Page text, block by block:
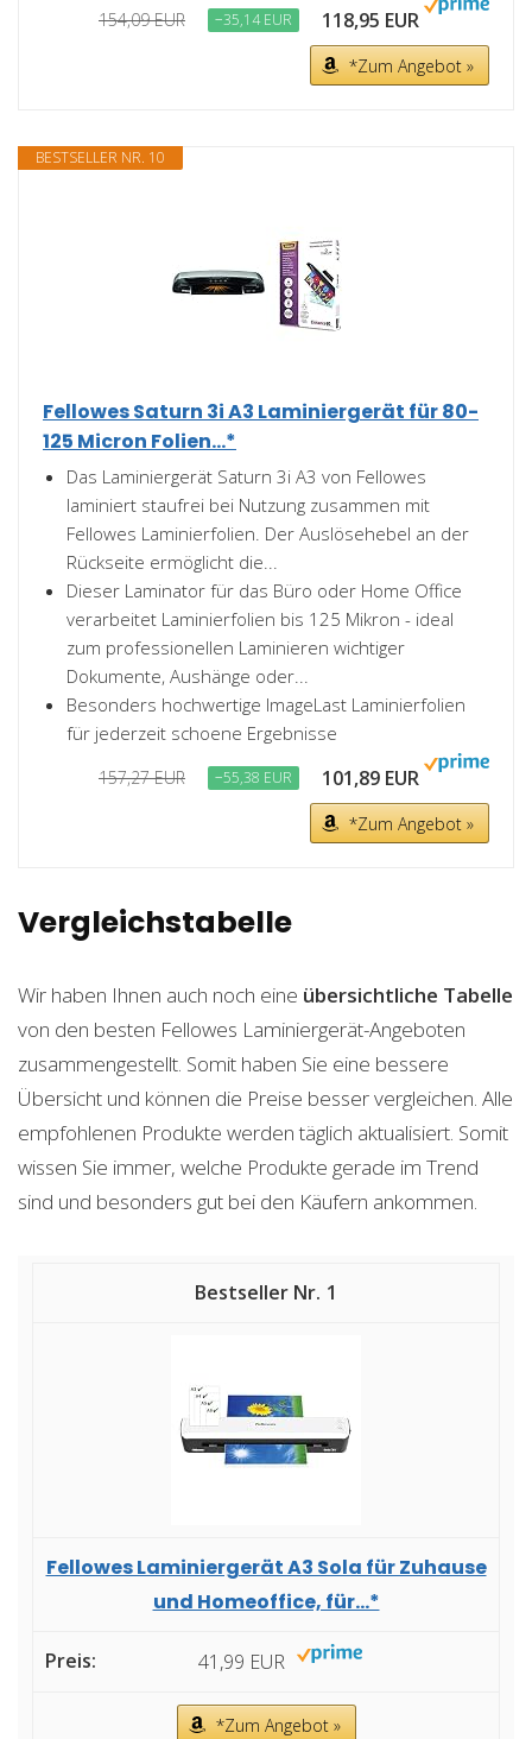
154,09 EUR −35,14 EUR 118,95 EUR
*Zum Angebot »
BESTSELLER NR. 10
Fellowes Saturn 3i A3 Laminiergerät für 80-
125 Micron Folien...*
Das Laminiergerät Saturn 3i A3 von Fellowes
laminiert staufrei bei Nutzung zusammen mit
Fellowes Laminierfolien. Der Auslösehebel an der
Rückseite ermöglicht die...
Dieser Laminator für das Büro oder Home Office
verarbeitet Laminierfolien bis 125 Mikron - ideal
zum professionellen Laminieren wichtiger
Dokumente, Aushänge oder...
Besonders hochwertige ImageLast Laminierfolien
für jederzeit schoene Ergebnisse
157,27 EUR −55,38 EUR 101,89 EUR
*Zum Angebot »
Vergleichstabelle
Wir haben Ihnen auch noch eine übersichtliche Tabelle
von den besten Fellowes Laminiergerät-Angeboten
zusammengestellt. Somit haben Sie eine bessere
Übersicht und können die Preise besser vergleichen. Alle
empfohlenen Produkte werden täglich aktualisiert. Somit
wissen Sie immer, welche Produkte gerade im Trend
sind und besonders gut bei den Käufern ankommen.
1
Fellowes Laminiergerät A3 Sola für Zuhause
und Homeoffice, für...*
41,99 EUR
*Zum Angebot »